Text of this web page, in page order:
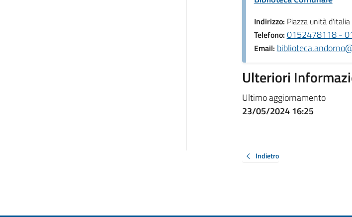
Indirizzo: Piazza unità d'italia
Telefono: 0152478118 -
Email:
Ulteriori
Ultimo aggiornamento
23/05/2024 16:25
Indietro